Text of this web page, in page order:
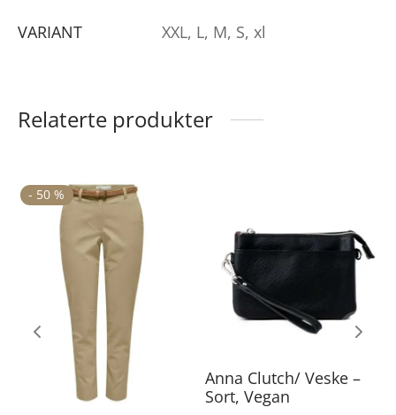
VARIANT XXL, L, M, S, xl
Relaterte produkter
- 50 %
produktet
varianter.
velges
Anna Clutch/ Veske –
Sort, Vegan